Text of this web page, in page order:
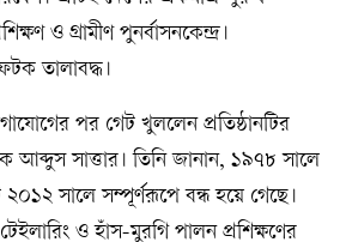
ও গ্রামীণ পুনর্বাসনকেন্দ্র।
ফটক তালাবদ্ধ।
পর গেট খুললেন প্রতিষ্ঠানটির
আব্দুস সাত্তার। তিনি জানান, ১৯৭৮ সালে
২০১২ সালে সম্পূর্ণরূপে বন্ধ হয়ে গেছে।
ও হাঁস-মুরগি পালন প্রশিক্ষণের